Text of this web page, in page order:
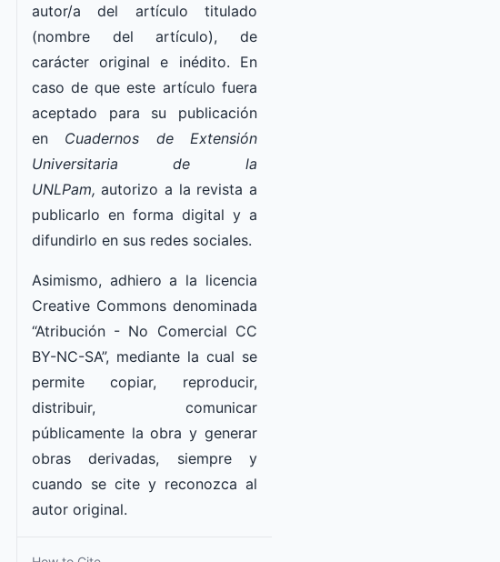
autor/a del artículo titulado
(nombre del artículo), de
carácter original e inédito. En
caso de que este artículo fuera
aceptado para su publicación
en Cuadernos de Extensión
Universitaria de la
UNLPam, autorizo a la revista a
publicarlo en forma digital y a
difundirlo en sus redes sociales.
Asimismo, adhiero a la licencia
Creative Commons denominada
“Atribución - No Comercial CC
BY-NC-SA”, mediante la cual se
permite copiar, reproducir,
distribuir, comunicar
públicamente la obra y generar
obras derivadas, siempre y
cuando se cite y reconozca al
autor original.